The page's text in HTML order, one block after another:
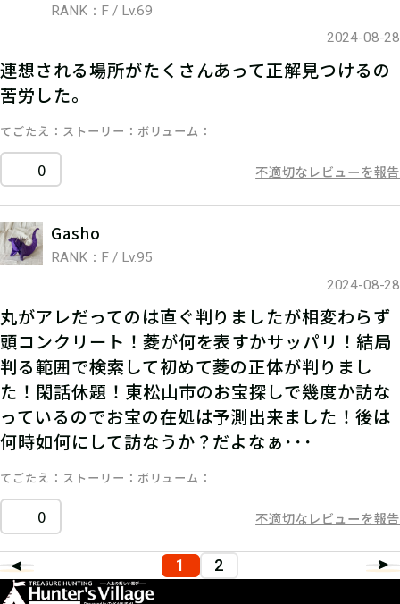
RANK：F / Lv.69
2024-08-28
連想される場所がたくさんあって正解見つけるの
苦労した。
てごたえ ストーリー ボリューム
0 不適切なレビューを報告
Gasho
RANK：F / Lv.95
2024-08-28
丸がアレだってのは直ぐ判りましたが相変わらず
頭コンクリート！菱が何を表すかサッパリ！結局
判る範囲で検索して初めて菱の正体が判りまし
た！閑話休題！東松山市のお宝探しで幾度か訪な
っているのでお宝の在処は予測出来ました！後は
何時如何にして訪なうか？だよなぁ･･･
てごたえ ストーリー ボリューム
0 不適切なレビューを報告
1 2